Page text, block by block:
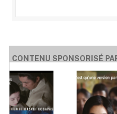
CONTENU SPONSORISÉ